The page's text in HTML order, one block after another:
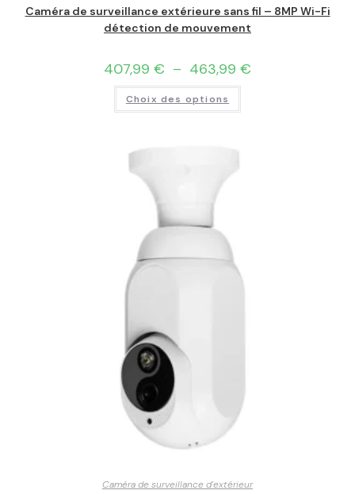
Caméra de surveillance extérieure sans fil – 8MP Wi-Fi
détection de mouvement
407,99 € – 463,99 €
Choix des options
Caméra de surveillance d'extérieur